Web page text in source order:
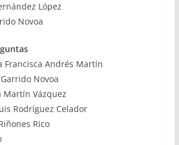
López
Novoa
Francisca Andrés Martín
Novoa
Martín Vázquez
Rodríguez Celador
Rico